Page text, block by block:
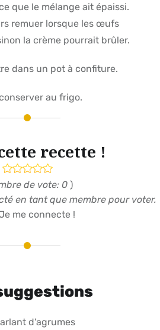
que le mélange ait épaissi.
remuer lorsque les œufs
la crème pourrait brûler.
dans un pot à confiture.
au frigo.
recette !
de vote: 0 )
en tant que membre pour voter.
me connecte !
d'agrumes